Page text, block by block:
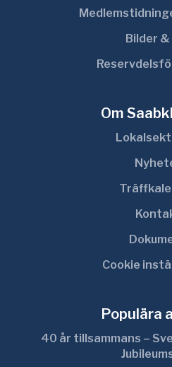
Bilder &
Om
Cookie
Populära
40 år tillsammans –